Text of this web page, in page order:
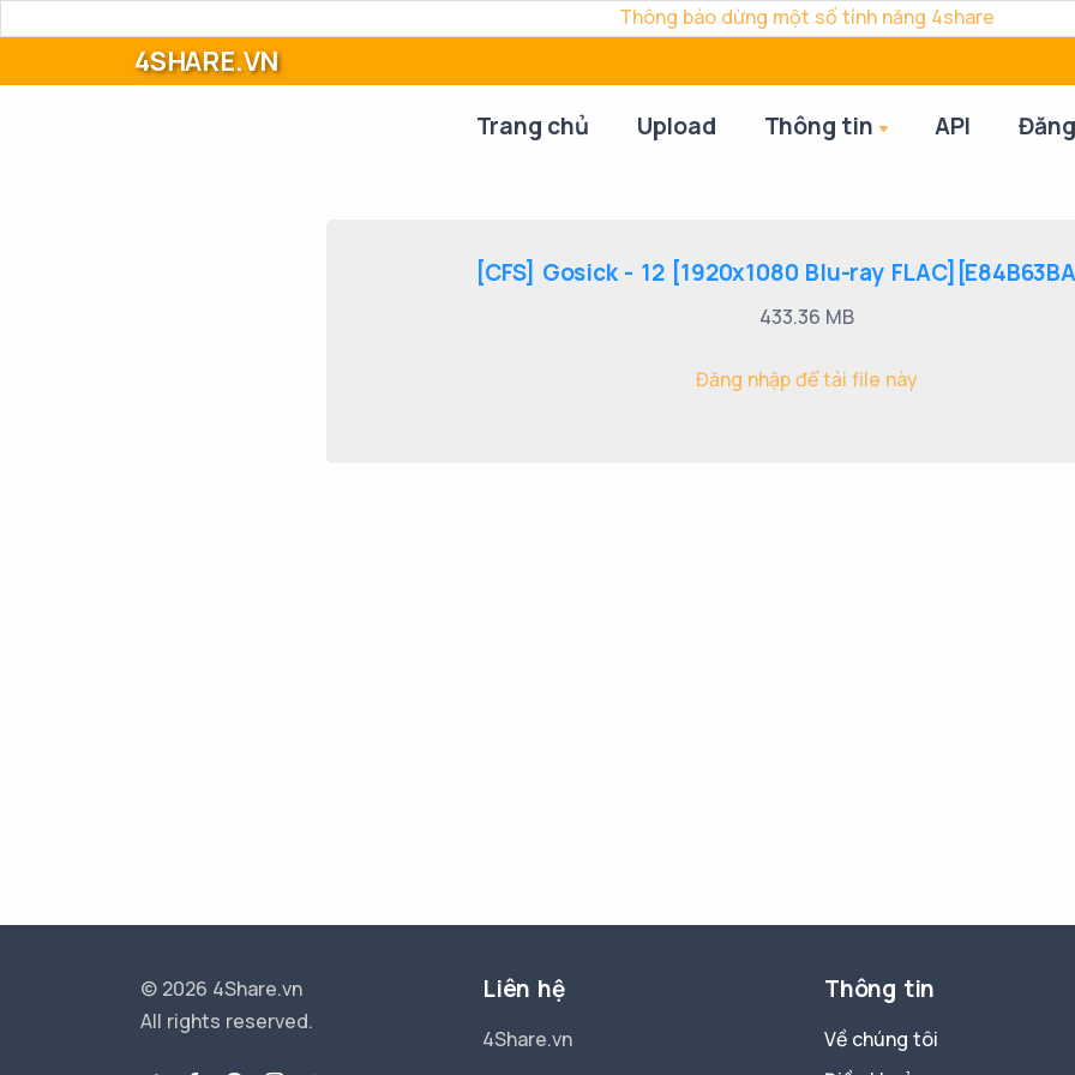
Thông báo dừng một số tính năng 4share
4SHARE.VN
Trang chủ Upload Thông tin API
[CFS] Gosick - 12 [1920x1080 Blu-ray
433.36 MB
Đăng nhập để tải file này
© 2026 4Share.vn
All rights reserved.
Liên hệ
4Share.vn
Thông tin
Về chúng tôi